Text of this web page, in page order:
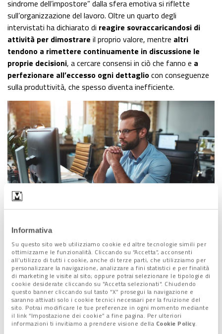
Informativa
Su questo sito web utilizziamo cookie ed altre tecnologie simili per
ottimizzarne le funzionalità. Cliccando su “Accetta”, acconsenti
all’utilizzo di tutti i cookie, anche di terze parti, che utilizziamo per
personalizzare la navigazione, analizzare a fini statistici e per finalità
di marketing le visite al sito; oppure potrai selezionare le tipologie di
cookie desiderate cliccando su "Accetta selezionati". Chiudendo
questo banner cliccando sul tasto “X” prosegui la navigazione e
saranno attivati solo i cookie tecnici necessari per la fruizione del
sito. Potrai modificare le tue preferenze in ogni momento mediante
il link “Impostazione dei cookie” a fine pagina. Per ulteriori
informazioni ti invitiamo a prendere visione della Cookie Policy.
sindrome dell’impostore” dalla sfera emotiva si riflette
sull’organizzazione del lavoro. Oltre un quarto degli
intervistati ha dichiarato di reagire sovraccaricandosi di
attività per dimostrare il proprio valore, mentre altri
tendono a rimettere continuamente in discussione le
proprie decisioni, a cercare consensi in ciò che fanno e a
perfezionare all’eccesso ogni dettagliocon conseguenze
sulla produttività, che spesso diventa inefficiente.
“Non sono adatto a questo
lavoro”
Il sondaggio evidenzia che quasisette lavoratori su dieci
sentono lanecessità di apparire più sicuri e competenti
quanto si sentano in realtà.